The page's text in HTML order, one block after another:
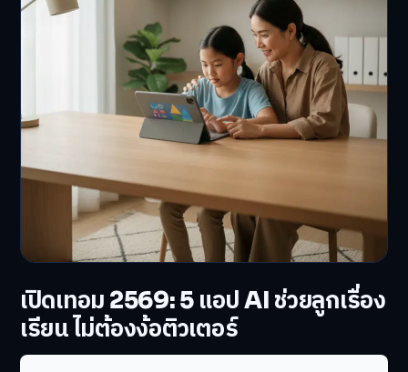
เปิดเทอม 2569: 5 แอป AI ช่วยลูกเรื่อง
เรียน ไม่ต้องง้อติวเตอร์